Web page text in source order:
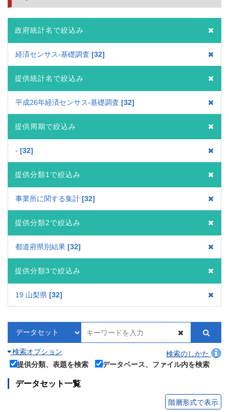
政府統計名で絞込み
経済センサス‐基礎調査 32
提供統計名で絞込み
平成26年経済センサス‐基礎調査 32
提供周期で絞込み
- 32
提供分類1で絞込み
事業所に関する集計 32
提供分類2で絞込み
都道府県別結果 32
提供分類3で絞込み
19 山梨県 32
検索オプション
検索のしかた
提供分類、表題を検索
データベース、ファイル内を検索
データセット一覧
階層形式で表示